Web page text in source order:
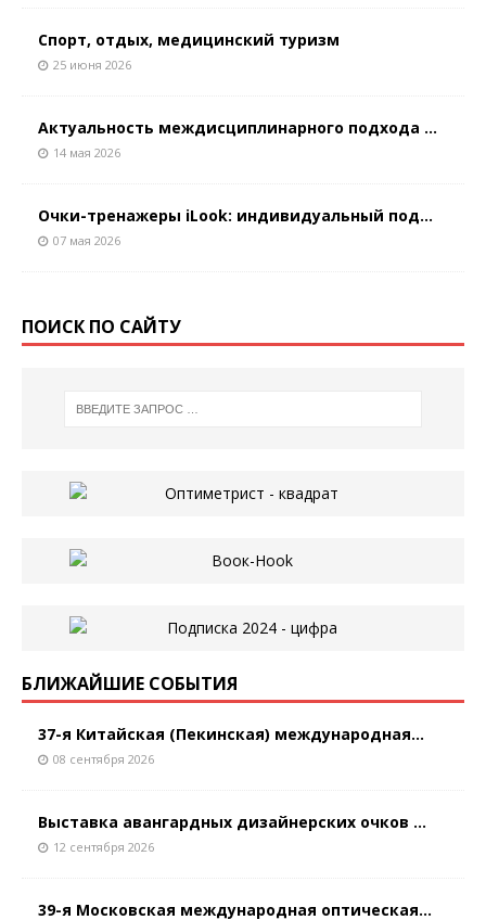
Спорт, отдых, медицинский туризм
25 июня 2026
Актуальность междисциплинарного подхода ...
14 мая 2026
Очки-тренажеры iLook: индивидуальный под...
07 мая 2026
ПОИСК ПО САЙТУ
БЛИЖАЙШИЕ СОБЫТИЯ
37-я Китайская (Пекинская) международная...
08 сентября 2026
Выставка авангардных дизайнерских очков ...
12 сентября 2026
39-я Московская международная оптическая...